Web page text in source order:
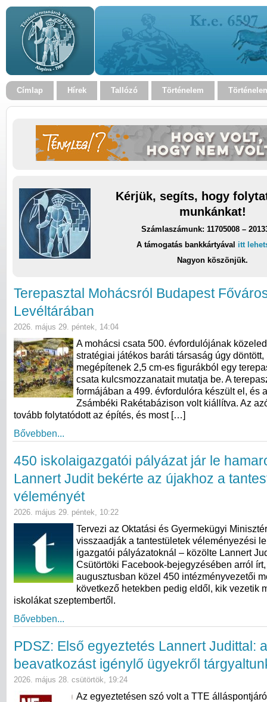
Címlap Hírek Tallózó Történelem
Kérjük, segíts, hogy
munkánkat!
Számlaszámunk: 11705008 –
A támogatás bankkártyával itt
Nagyon köszönjük.
Terepasztal Mohácsról Budapest
Levéltárában
2026. május 29. péntek, 14:04
A mohácsi csata 500. évfordulójának
stratégiai játékos baráti társaság úgy döntött,
megépítenek 2,5 cm-es figurákból egy
csata kulcsmozzanatait mutatja be. A
formájában a 499. évfordulóra készült el, és
Zsámbéki Rakétabázison volt kiállítva. Az
tovább folytatódott az építés, és most […]
Bővebben...
450 iskolaigazgatói pályázat jár le
Lannert Judit bekérte az újakhoz a
véleményét
2026. május 29. péntek, 10:22
Tervezi az Oktatási és Gyermekügyi
visszaadják a tantestületek véleményezési
igazgatói pályázatoknál – közölte Lannert
Csütörtöki Facebook-bejegyzésében arról
augusztusban közel 450 intézményvezetői
következő hetekben pedig eldől, kik vezetik
iskolákat szeptembertől.
Bővebben...
PDSZ: Első egyeztetés Lannert Judittal:
beavatkozást igénylő ügyekről
2026. május 28. csütörtök, 19:24
Az egyeztetésen szó volt a TTE